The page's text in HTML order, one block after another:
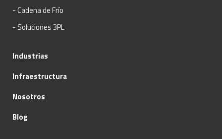
- Cadena de Frío
- Soluciones 3PL
Industrias
Infraestructura
Nosotros
Blog